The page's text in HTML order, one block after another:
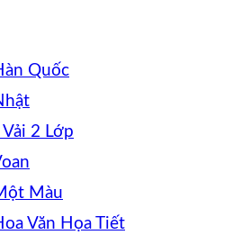
Quốc
Vải 2 Lớp
Màu
Văn Họa Tiết